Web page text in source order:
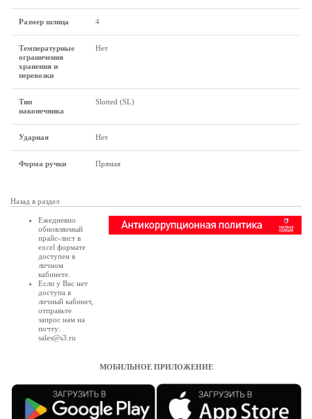
Размер шлица 4
Температурные
ограничения
хранения и
перевозки
Нет
Тип
наконечника
Slotted (SL)
Ударная Нет
Форма ручки Прямая
Назад в раздел
Ежедневно
обновляемый
прайс-лист в
excel формате
доступен в
личном
кабинете
Если у Вас нет
доступа в
личный кабинет,
отправьте
запрос нам на
почту:
sales@s3.ru
МОБИЛЬНОЕ ПРИЛОЖЕНИЕ